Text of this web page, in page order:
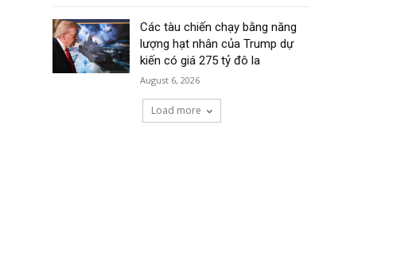
Các tàu chiến chạy bằng năng
lượng hạt nhân của Trump dự
kiến có giá 275 tỷ đô la
August 6, 2026
Load more